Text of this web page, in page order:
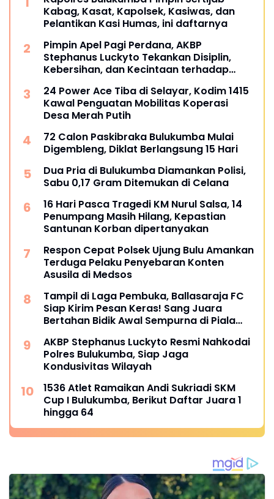
Kabag, Kasat, Kapolsek, Kasiwas, dan
Pelantikan Kasi Humas, ini daftarnya
Pimpin Apel Pagi Perdana, AKBP
Stephanus Luckyto Tekankan Disiplin,
Kebersihan, dan Kecintaan terhadap
24 Power Ace Tiba di Selayar, Kodim 1415
Kawal Penguatan Mobilitas Koperasi
Desa Merah Putih
72 Calon Paskibraka Bulukumba Mulai
Digembleng, Diklat Berlangsung 15 Hari
Dua Pria di Bulukumba Diamankan Polisi,
Sabu 0,17 Gram Ditemukan di Celana
16 Hari Pasca Tragedi KM Nurul Salsa, 14
Penumpang Masih Hilang, Kepastian
Santunan Korban dipertanyakan
Respon Cepat Polsek Ujung Bulu Amankan
Terduga Pelaku Penyebaran Konten
Asusila di Medsos
Tampil di Laga Pembuka, Ballasaraja FC
Siap Kirim Pesan Keras! Sang Juara
Bertahan Bidik Awal Sempurna di Piala
AKBP Stephanus Luckyto Resmi Nahkodai
Polres Bulukumba, Siap Jaga
Kondusivitas Wilayah
1536 Atlet Ramaikan Andi Sukriadi SKM
Cup I Bulukumba, Berikut Daftar Juara 1
hingga 64